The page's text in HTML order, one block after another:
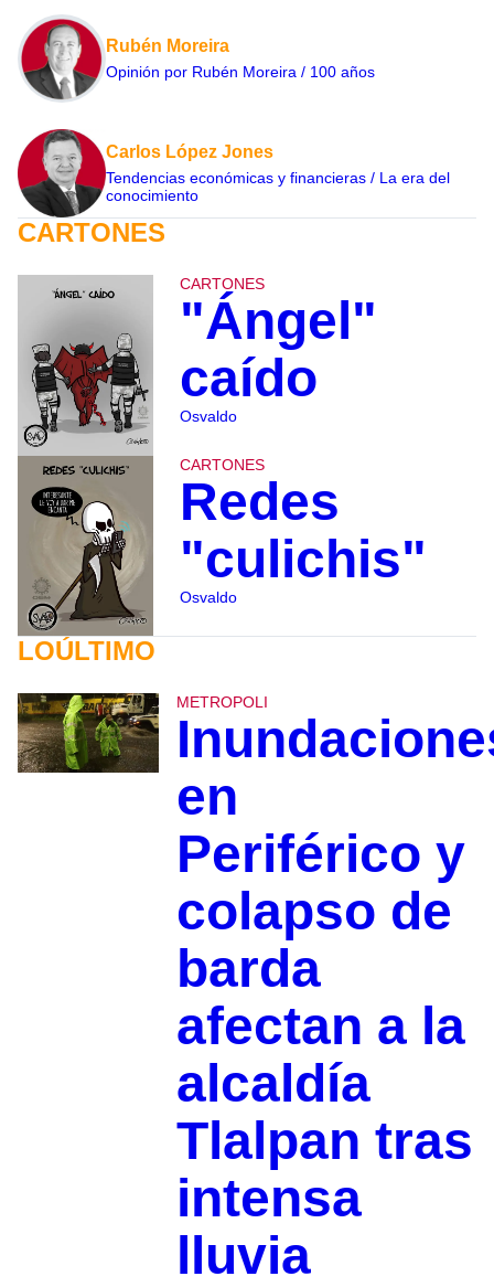
Rubén Moreira
Opinión por Rubén Moreira / 100 años
Carlos López Jones
Tendencias económicas y financieras / La era del
conocimiento
CARTONES
CARTONES
"Ángel"
caído
Osvaldo
CARTONES
Redes
"culichis"
Osvaldo
LOÚLTIMO
METROPOLI
en
Periférico y
colapso de
barda
afectan a la
alcaldía
Tlalpan tras
intensa
lluvia